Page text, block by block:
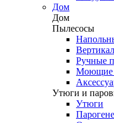
Дом
Дом
Пылесосы
Ручные
Моющие
Утюги и
Утюги